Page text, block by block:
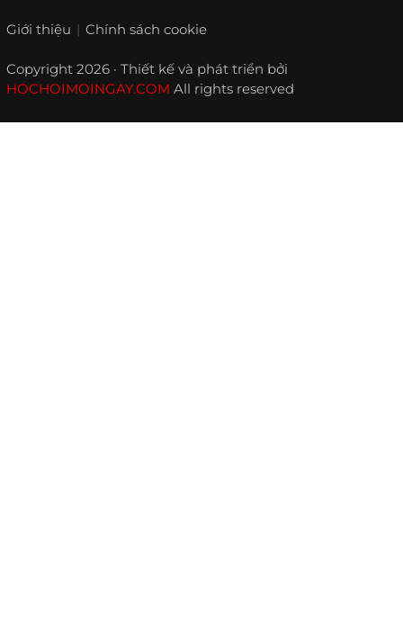
Giới thiệu Chính sách cookie
Copyright 2026 · Thiết kế và phát triển bởi
HOCHOIMOINGAY.COM All rights reserved